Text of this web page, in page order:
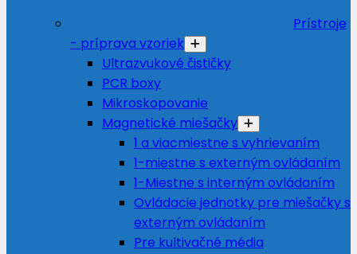
Prístroje
- príprava vzoriek
Ultrazvukové čističky
PCR boxy
Mikroskopovanie
Magnetické miešačky
1 a viacmiestne s vyhrievaním
1-miestne s externým ovládaním
1-Miestne s interným ovládaním
Ovládacie jednotky pre miešačky s
externým ovládaním
Pre kultivačné média